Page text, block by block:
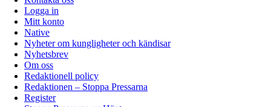
Logga in
Mitt konto
Native
Nyheter om kungligheter och kändisar
Nyhetsbrev
Om oss
Redaktionell policy
Redaktionen – Stoppa Pressarna
Register